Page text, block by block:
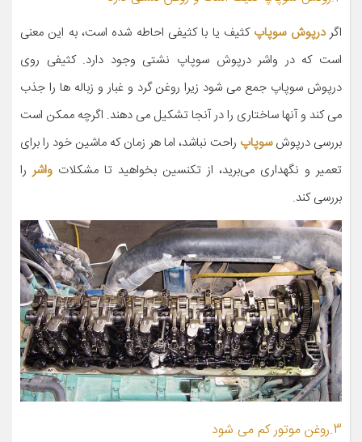
اگر درپوش سوپاپ کثیف یا با کثیفی احاطه شده است، به این معنی
است که در واشر درپوش سوپاپ نشتی وجود دارد. کثیفی روی
درپوش سوپاپ جمع می شود زیرا روغن گرد و غبار و زباله ها را جذب
می کند و آنها ساختاری را در آنجا تشکیل می دهند. اگرچه ممکن است
بررسی درپوشسوپاپ راحت نباشد، اما هر زمان که ماشین خود را برای
تعمیر و نگهداری می‌برید، از تکنسین بخواهید تا مشکلات واشر را
بررسی کند.
3.روغن موتور کم می شود